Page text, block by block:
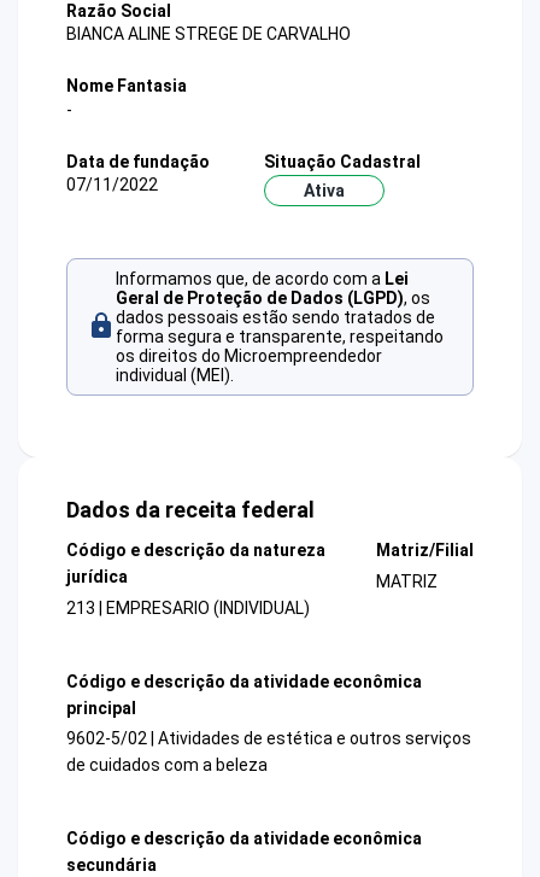
Razão Social
BIANCA ALINE STREGE DE CARVALHO
Nome Fantasia
-
Data de fundação
07/11/2022
Situação Cadastral
Ativa
Informamos que, de acordo com a Lei
Geral de Proteção de Dados (LGPD), os
dados pessoais estão sendo tratados de
forma segura e transparente, respeitando
os direitos do Microempreendedor
individual (MEI).
Dados da receita federal
Código e descrição da natureza
jurídica
213 | EMPRESARIO (INDIVIDUAL)
Matriz/Filial
MATRIZ
Código e descrição da atividade econômica
principal
9602-5/02 | Atividades de estética e outros serviços
de cuidados com a beleza
Código e descrição da atividade econômica
secundária